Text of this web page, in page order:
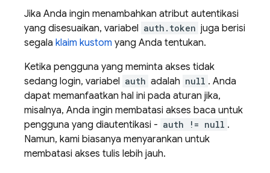
Jika Anda ingin menambahkan atribut autentikasi
yang disesuaikan, variabel auth.token juga berisi
segala klaim kustom yang Anda tentukan.
Ketika pengguna yang meminta akses tidak
sedang login, variabel auth adalah null . Anda
dapat memanfaatkan hal ini pada aturan jika,
misalnya, Anda ingin membatasi akses baca untuk
pengguna yang diautentikasi - auth != null .
Namun, kami biasanya menyarankan untuk
membatasi akses tulis lebih jauh.